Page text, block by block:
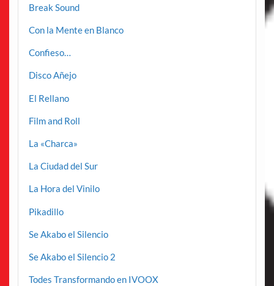
Break Sound
Con la Mente en Blanco
Confieso…
Disco Añejo
El Rellano
Film and Roll
La «Charca»
La Ciudad del Sur
La Hora del Vinilo
Pikadillo
Se Akabo el Silencio
Se Akabo el Silencio 2
Todes Transformando en IVOOX